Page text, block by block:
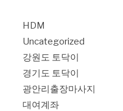
HDM
Uncategorized
강원도 토닥이
경기도 토닥이
광안리출장마사지
대여계좌